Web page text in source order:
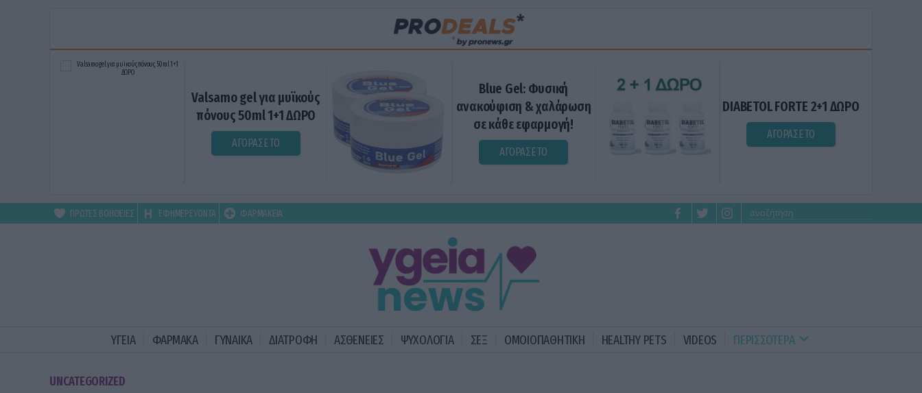
Valsamo gel για μυϊκούς
πόνους 50ml 1+1 ΔΩΡΟ
ΑΓΟΡΑΣΕ ΤΟ
Blue Gel: Φυσική
ανακούφιση & χαλάρωση
σε κάθε εφαρμογή!
ΑΓΟΡΑΣΕ ΤΟ
DIABETOL FORTE 2+1 ΔΩΡΟ
ΑΓΟΡΑΣΕ ΤΟ
ΠΡΩΤΕΣ ΒΟΗΘΕΙΕΣ ΕΦΗΜΕΡΕΥΟΝΤΑ ΦΑΡΜΑΚΕΙΑ
ΥΓΕΙΑ ΦΑΡΜΑΚΑ ΓΥΝΑΙΚΑ ΔΙΑΤΡΟΦΗ ΑΣΘΕΝΕΙΕΣ ΨΥΧΟΛΟΓΙΑ ΣΕΞ ΟΜΟΙΟΠΑΘΗΤΙΚΗ HEALTHY PETS VIDEOS ΠΕΡΙΣΣΟΤΕΡΑ
UNCATEGORIZED